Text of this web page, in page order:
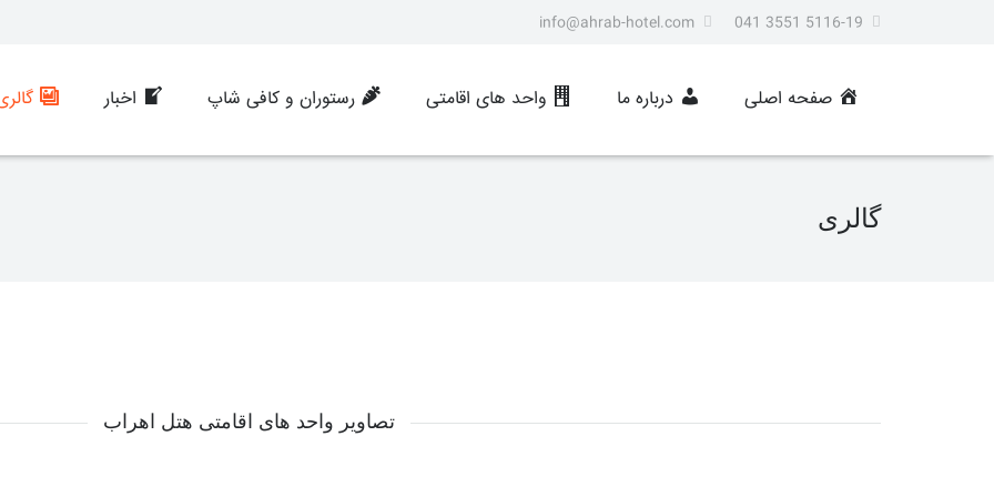
5116-19 3551 041
info@ahrab-hotel.com
صفحه اصلی درباره ما واحد های اقامتی رستوران و کافی شاپ اخبار
گالری
تصاویر واحد های اقامتی هتل اهراب